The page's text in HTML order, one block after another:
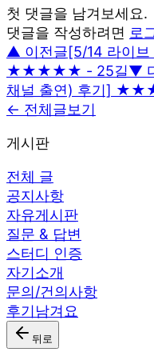
첫 댓글을 남겨보세요.
댓글을 작성하려면 로
▲ 이전글[5/14 라이브
★★★★★ - 25길▼
채널 출연) 후기]
← 전체글보기
게시판
전체 글
공지사항
자유게시판
질문 & 답변
스터디 인증
자기소개
문의/건의사항
후기남겨요
뒤로